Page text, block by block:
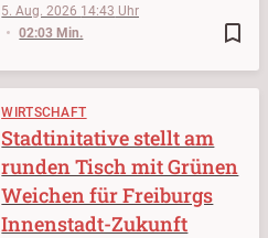
bookmark_border
5. Aug. 2026 14:43
02:03 Min.
WIRTSCHAFT
Stadtinitative stellt am
runden Tisch mit Grünen
Weichen für Freiburgs
Innenstadt-Zukunft